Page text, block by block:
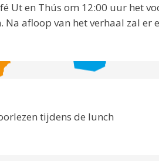
Ut en Thús om 12:00 uur het
Na afloop van het verhaal zal er
tijdens de lunch